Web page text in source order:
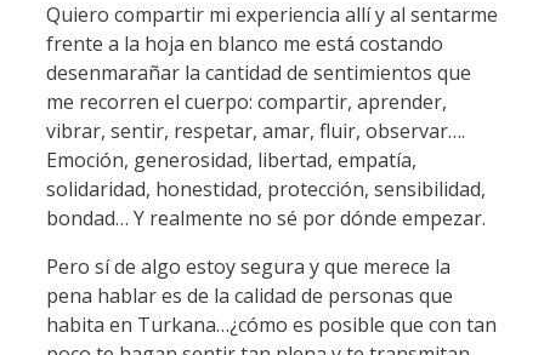
Quiero compartir mi experiencia allí y al sentarme
frente a la hoja en blanco me está costando
desenmarañar la cantidad de sentimientos que
me recorren el cuerpo: compartir, aprender,
vibrar, sentir, respetar, amar, fluir, observar….
Emoción, generosidad, libertad, empatía,
solidaridad, honestidad, protección, sensibilidad,
bondad… Y realmente no sé por dónde empezar.
Pero sí de algo estoy segura y que merece la
pena hablar es de la calidad de personas que
habita en Turkana…¿cómo es posible que con tan